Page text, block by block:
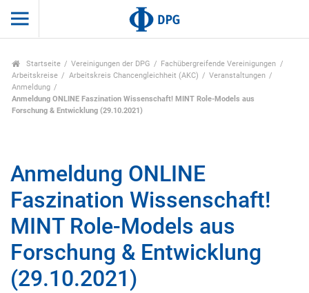
Startseite Vereinigungen der DPG
Fachübergreifende Vereinigungen
Arbeitskreise
Arbeitskreis Chancengleichheit (AKC)
Veranstaltungen
Anmeldung
Anmeldung ONLINE Faszination Wissenschaft! MINT Role-Models aus
Forschung & Entwicklung (29.10.2021)
Anmeldung ONLINE
Faszination Wissenschaft!
MINT Role-Models aus
Forschung & Entwicklung
(29.10.2021)